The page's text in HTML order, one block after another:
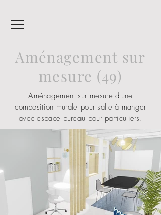
Aménagement sur
mesure (49)
Aménagement sur mesure d'une
composition murale pour salle à manger
avec espace bureau pour particuliers.